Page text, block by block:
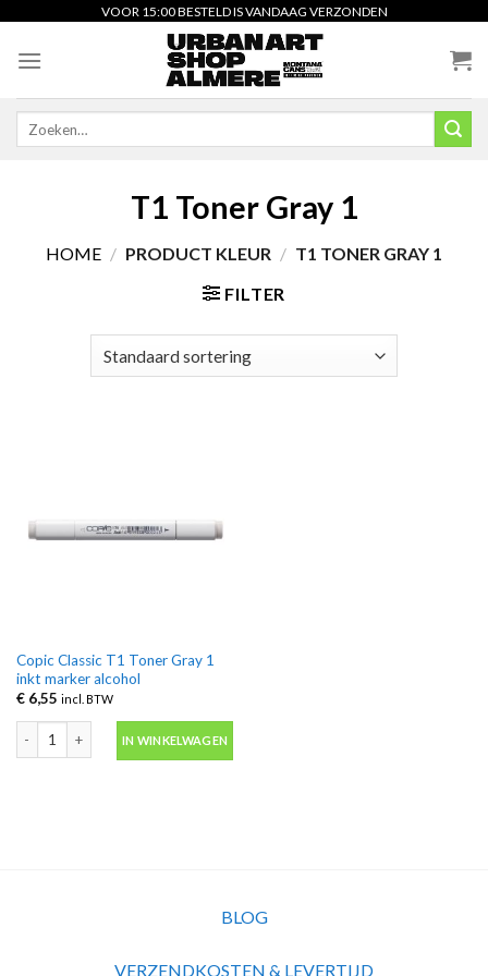
content
VOOR 15:00 BESTELD IS VANDAAG VERZONDEN
T1 Toner Gray 1
HOME / PRODUCT KLEUR / T1 TONER GRAY 1
FILTER
Copic Classic T1 Toner Gray 1
inkt marker alcohol
€6,55 incl. BTW
Copic Classic T1 Toner Gray 1 inkt marker alcohol aantal
IN WINKELWAGEN
BLOG
VERZENDKOSTEN & LEVERTIJD